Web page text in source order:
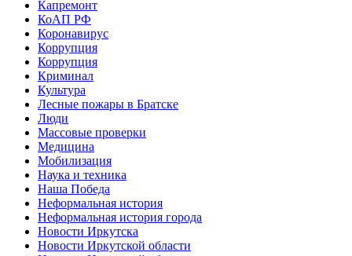
Капремонт
КоАП РФ
Коронавирус
Коррупция
Коррупция
Криминал
Культура
Лесные пожары в Братске
Люди
Массовые проверки
Медицина
Мобилизация
Наука и техника
Наша Победа
Неформальная история
Неформальная история города
Новости Иркутска
Новости Иркутской области